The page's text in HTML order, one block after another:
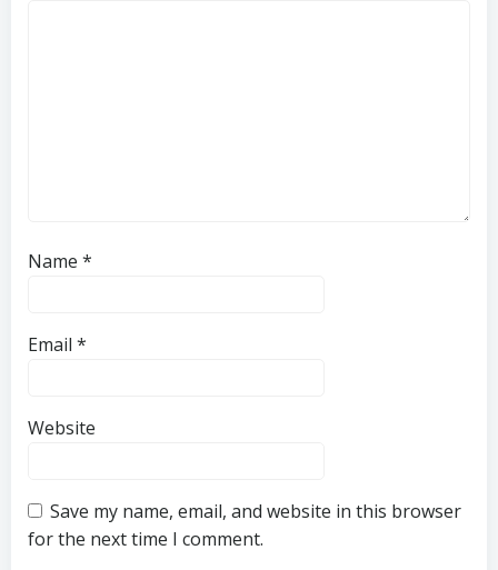
Name *
Email *
Website
Save my name, email, and website in this browser
for the next time I comment.